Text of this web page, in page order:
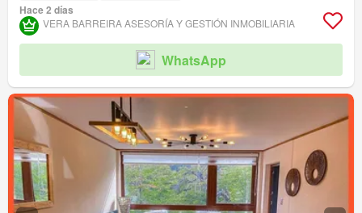
Hace 2 días
VERA BARREIRA ASESORÍA Y GESTIÓN INMOBILIARIA
WhatsApp